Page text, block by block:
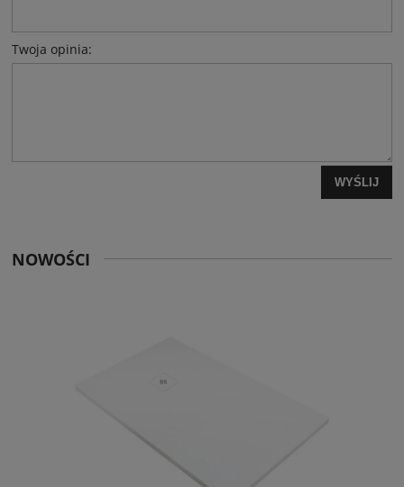
Twoja opinia:
WYŚLIJ
NOWOŚCI